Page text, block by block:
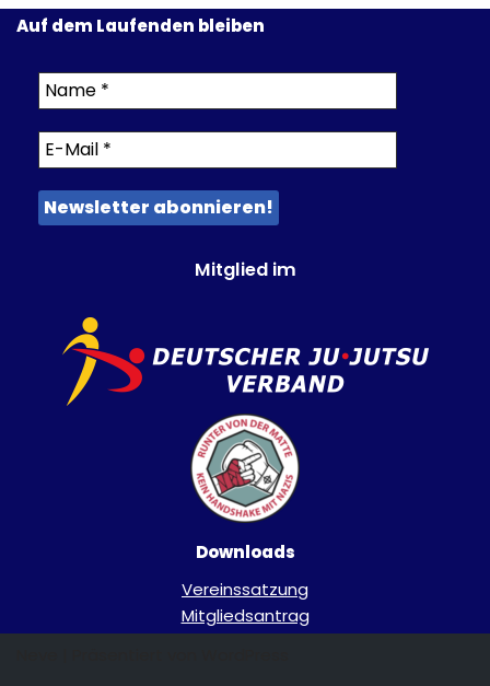
Auf dem Laufenden bleiben
Mitglied im
Downloads
Vereinssatzung
Mitgliedsantrag